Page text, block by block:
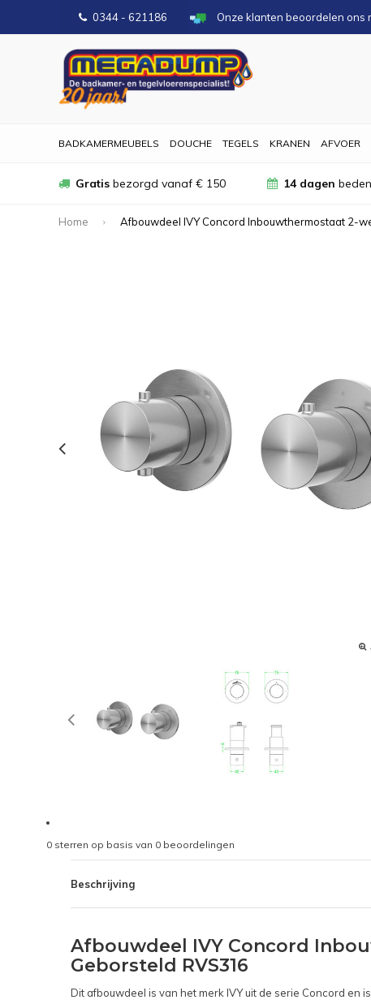
0344 - 621186 Onze klanten beoordelen ons
BADKAMERMEUBELS DOUCHE TEGELS KRANEN AFVOER
Gratis bezorgd vanaf € 150 14 dagen
Home Afbouwdeel IVY Concord Inbouwthermostaat 2-
0 sterren op basis van 0 beoordelingen
Beschrijving
Afbouwdeel IVY Concord
Geborsteld RVS316
Dit afbouwdeel is van het merk IVY uit de serie Concord